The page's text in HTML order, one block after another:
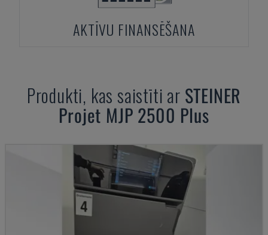
AKTĪVU FINANSĒŠANA
Produkti, kas saistīti ar STEINER
Projet MJP 2500 Plus